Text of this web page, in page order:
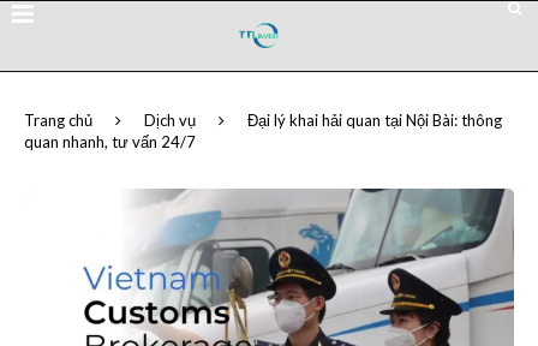
Trang chủ Dịch vụ
Đại lý khai hải quan tại Nội Bài: thông
quan nhanh, tư vấn 24/7